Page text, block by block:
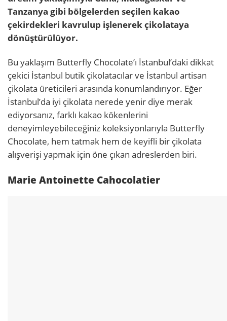
Tanzanya gibi bölgelerden seçilen kakao
çekirdekleri kavrulup işlenerek çikolataya
dönüştürülüyor.
Bu yaklaşım Butterfly Chocolate’ı İstanbul’daki dikkat
çekici İstanbul butik çikolatacılar ve İstanbul artisan
çikolata üreticileri arasında konumlandırıyor. Eğer
İstanbul’da iyi çikolata nerede yenir diye merak
ediyorsanız, farklı kakao kökenlerini
deneyimleyebileceğiniz koleksiyonlarıyla Butterfly
Chocolate, hem tatmak hem de keyifli bir çikolata
alışverişi yapmak için öne çıkan adreslerden biri.
Marie Antoinette Cahocolatier